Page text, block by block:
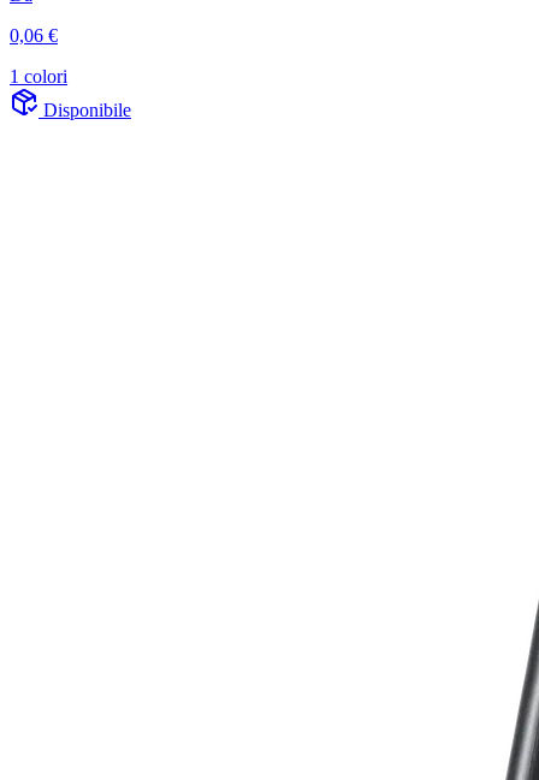
0,06 €
1 colori
Disponibile